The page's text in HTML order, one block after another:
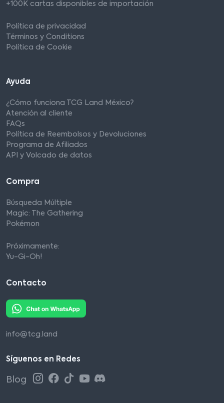
+100K cartas disponibles de importación
Política de privacidad
Términos y Conditions
Política de Cookie
Ayuda
¿Cómo funciona TCG Land México?
Atención al cliente
FAQs
Política de Reembolsos y Devoluciones
Programa de Afiliados
API y Volcado de datos
Compra
Búsqueda Múltiple
Magic: The Gathering
Pokémon
Próximamente:
Yu-Gi-Oh!
Contacto
info@tcg.land
Síguenos en Redes
Blog